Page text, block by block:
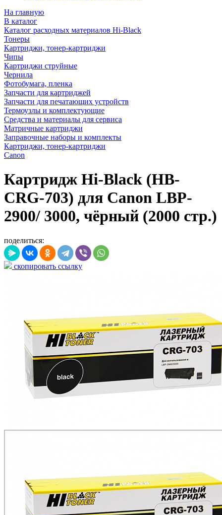
На главную
В каталог
Каталог расходных материалов Hi-Black
Тонеры
Картриджи, тонер-картриджи
Чипы
Картриджи струйные
Чернила
Фотобумага, пленка
Запчасти для картриджей
Запчасти для печатающих устройств
Термоузлы и комплектующие
Средства и материалы для сервиса
Матричные картриджи
Заправочные наборы и комплекты
Картриджи, тонер-картриджи
Canon
Картридж Hi-Black (HB-
CRG-703) для Canon LBP-
2900/ 3000, чёрный (2000 стр.)
поделиться:
скопировать ссылку